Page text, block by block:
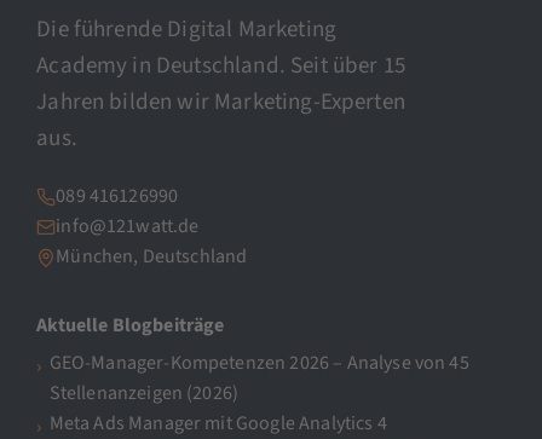
Die führende Digital Marketing
Academy in Deutschland. Seit über 15
Jahren bilden wir Marketing-Experten
aus.
089 416126990
info@121watt.de
München, Deutschland
Aktuelle Blogbeiträge
GEO-Manager-Kompetenzen 2026 – Analyse von 45
Stellenanzeigen (2026)
Meta Ads Manager mit Google Analytics 4